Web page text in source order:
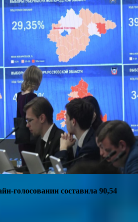
голосовании составила 90,54